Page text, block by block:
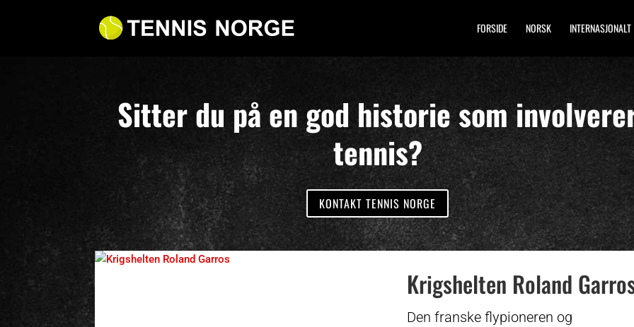
FORSIDE NORSK INTERNASJONALT
Sitter du på en god historie som
tennis?
KONTAKT TENNIS NORGE
Krigshelten Roland
Den franske flypioneren og